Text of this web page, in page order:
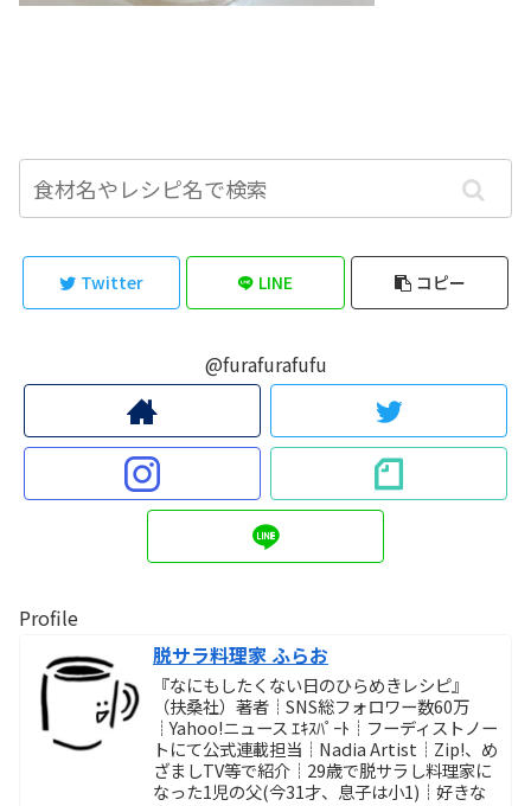
Twitter LINE コピー
@furafurafufu
Profile
脱サラ料理家 ふらお
『なにもしたくない日のひらめきレシピ』
（扶桑社）著者┊SNS総フォロワー数60万
┊Yahoo!ニュース ｴｷｽﾊﾟｰﾄ┊フーディストノー
トにて公式連載担当┊Nadia Artist┊Zip!、め
ざましTV等で紹介┊29歳で脱サラし料理家に
なった1児の父(今31才、息子は小1)┊好きな